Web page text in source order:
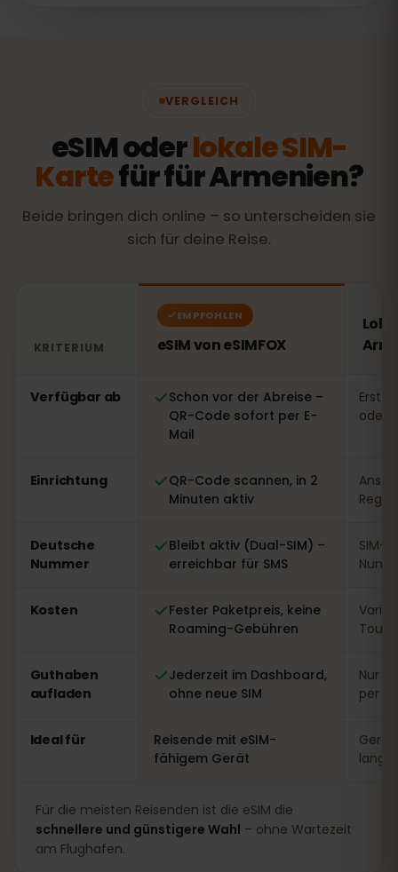
VERGLEICH
eSIM oderlokale SIM-
Kartefür für Armenien?
Beide bringen dich online – so unterscheiden sie
sich für deine Reise.
KRITERIUM
EMPFOHLEN
eSIM von eSIMFOX
Verfügbar ab
Schon vor der Abreise –
QR-Code sofort per E-
Mail
Erst
oder
Einrichtung
QR-Code scannen, in 2
Minuten aktiv
Deutsche
Nummer
Bleibt aktiv (Dual-SIM) –
erreichbar für SMS
SIM-
Kosten
Fester Paketpreis, keine
Roaming-Gebühren
Guthaben
aufladen
Jederzeit im Dashboard,
ohne neue SIM
Nur
per
Ideal für
Reisende mit eSIM-
fähigem Gerät
Für die meisten Reisenden ist die eSIM die
schnellere und günstigere Wahl – ohne Wartezeit
am Flughafen.